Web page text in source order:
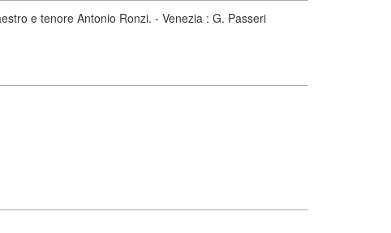
e tenore Antonio Ronzi. - Venezia : G. Passeri